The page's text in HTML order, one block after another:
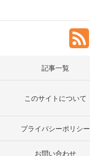
記事一覧
このサイトについて
プライバシーポリシー
お問い合わせ